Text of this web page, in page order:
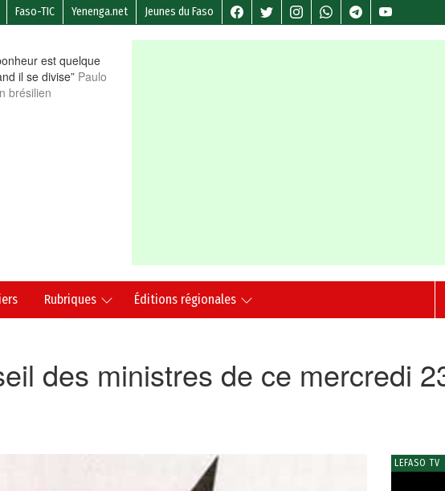
Faso-TIC Yenenga.net Jeunes du Faso
est quelque
il se divise” Paulo
brésilien
Rubriques Éditions régionales
des ministres de ce mercredi
LEFASO TV